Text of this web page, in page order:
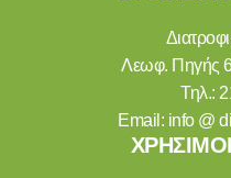
Λεωφ. Πηγής
Τηλ.:
Email: info @